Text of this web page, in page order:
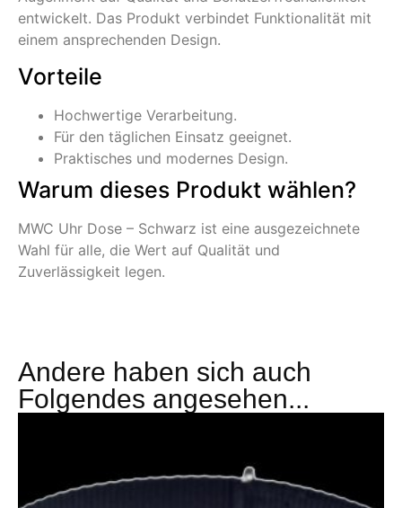
entwickelt. Das Produkt verbindet Funktionalität mit
einem ansprechenden Design.
Vorteile
Hochwertige Verarbeitung.
Für den täglichen Einsatz geeignet.
Praktisches und modernes Design.
Warum dieses Produkt wählen?
MWC Uhr Dose – Schwarz ist eine ausgezeichnete
Wahl für alle, die Wert auf Qualität und
Zuverlässigkeit legen.
Andere haben sich auch
Folgendes angesehen...